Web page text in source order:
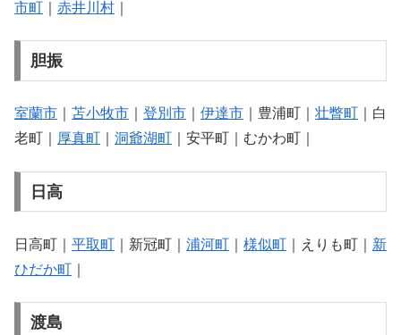
市町
赤井川村
胆振
室蘭市 苫小牧市 登別市 伊達市 ｜豊浦町｜ 壮瞥町 ｜白
老町｜ 厚真町 洞爺湖町 ｜安平町｜むかわ町｜
日高
日高町｜ 平取町 ｜新冠町｜ 浦河町 様似町 ｜えりも町｜ 新
ひだか町
渡島